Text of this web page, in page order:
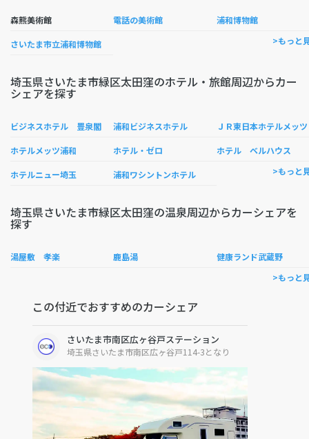
森熊美術館 電話の美術館 浦和博物館
さいたま市立浦和博物館 >もっと
埼玉県さいたま市緑区太田窪のホテル・旅館周辺からカー
シェアを探す
ビジネスホテル 豊泉閣 浦和ビジネスホテル
ホテルメッツ浦和 ホテル・ゼロ ホテル ベルハウス
ホテルニュー埼玉 浦和ワシントンホテル >もっと
埼玉県さいたま市緑区太田窪の温泉周辺からカーシェアを
探す
湯屋敷 孝楽 鹿島湯
健康ランド武蔵野
>もっと
この付近でおすすめのカーシェア
さいたま市南区広ヶ谷戸ステーション
埼玉県さいたま市南区広ヶ谷戸114-3となり